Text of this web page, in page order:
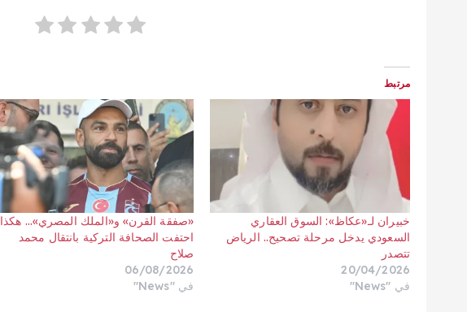
مرتبط
خبيران لـ«عكاظ»: السوق العقاري
السعودي يدخل مرحلة تصحيح.. الرياض
تتصدر
20/04/2026
في "News"
«صفقة القرن» و«الملك المصري»… هكذا
احتفت الصحافة التركية بانتقال محمد
صلاح
06/08/2026
في "News"